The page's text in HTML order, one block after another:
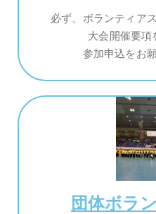
必ず、ボランティア
大会開催要項
参加申込をお
団体ボラ